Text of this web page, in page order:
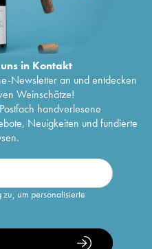
in Kontakt
Newsletter an und entdecken
Weinschätze!
handverlesene
Neuigkeiten und fundierte
zu, um personalisierte